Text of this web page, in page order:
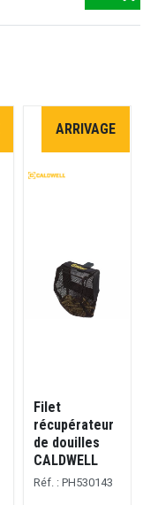
ARRIVAGE
Filet
récupérateur
de douilles
CALDWELL
Réf. : PH530143